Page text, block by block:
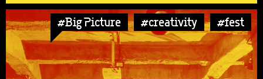
#Big Picture #creativity #fest